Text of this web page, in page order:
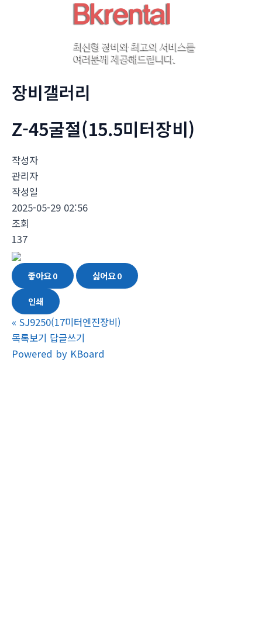
장비갤러리
Z-45굴절(15.5미터장비)
작성자
관리자
작성일
2025-05-29 02:56
조회
137
좋아요0 싫어요0
인쇄
« SJ9250(17미터엔진장비)
목록보기 답글쓰기
Powered by KBoard